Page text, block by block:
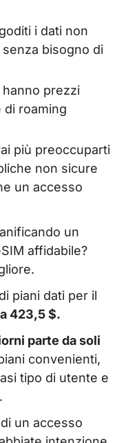
goditi i dati non
bisogno di
hanno prezzi
roaming
più preoccuparti
non sicure
un accesso
un
affidabile?
piani dati per il
423,5 $.
parte da soli
convenienti,
tipo di utente e
un accesso